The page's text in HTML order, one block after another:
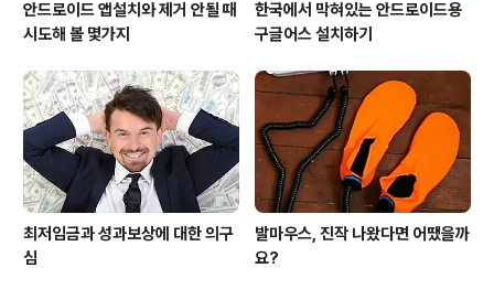
안드로이드 앱설치와 제거 안될 때
시도해 볼 몇가지
한국에서 막혀있는 안드로이드용
구글어스 설치하기
최저임금과 성과보상에 대한 의구
심
발마우스, 진작 나왔다면 어땠을까
요?